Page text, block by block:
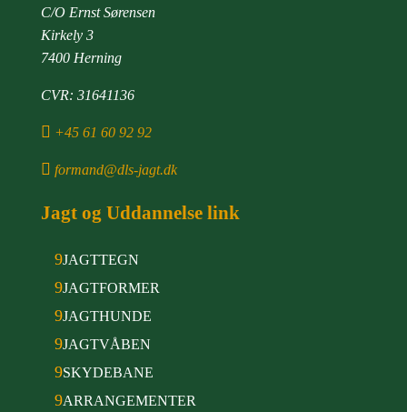
C/O Ernst Sørensen
Kirkely 3
7400 Herning
CVR: 31641136
 +45 61 60 92 92
 formand@dls-jagt.dk
Jagt og Uddannelse link
9JAGTTEGN
9JAGTFORMER
9JAGTHUNDE
9JAGTVÅBEN
9SKYDEBANE
9ARRANGEMENTER